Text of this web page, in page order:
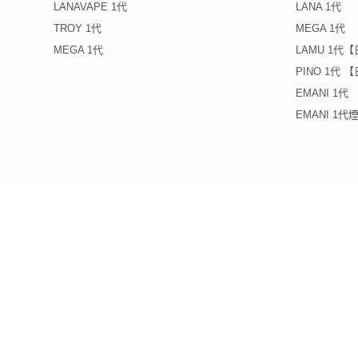
LANAVAPE 1代
TROY 1代
MEGA 1代
LANA 1代
MEGA 1代
LAMU 1代【
PINO 1代 【
EMANI 1代
EMANI 1代